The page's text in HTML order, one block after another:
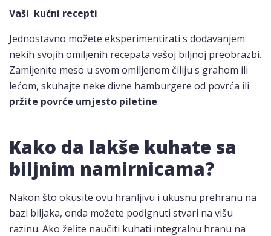
Vaši kućni recepti
Jednostavno možete eksperimentirati s dodavanjem
nekih svojih omiljenih recepata vašoj biljnoj preobrazbi.
Zamijenite meso u svom omiljenom čiliju s grahom ili
lećom, skuhajte neke divne hamburgere od povrća ili
pržite povrće umjesto piletine.
Kako da lakše kuhate sa
biljnim namirnicama?
Nakon što okusite ovu hranljivu i ukusnu prehranu na
bazi biljaka, onda možete podignuti stvari na višu
razinu. Ako želite naučiti kuhati integralnu hranu na